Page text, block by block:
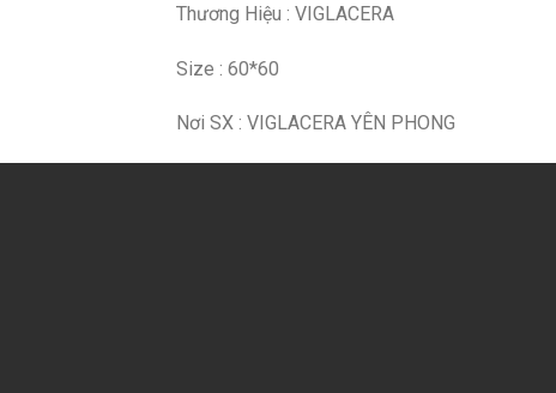
Thương Hiệu : VIGLACERA
Size : 60*60
Nơi SX : VIGLACERA YÊN PHONG